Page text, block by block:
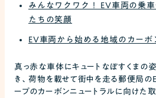
みんなワクワク！ EV車両の乗
たちの笑顔
EV車両から始める地域のカーボ
真っ赤な車体にキュートなぽすくまの
き、荷物を載せて街中を走る郵便局
ープのカーボンニュートラルに向けた